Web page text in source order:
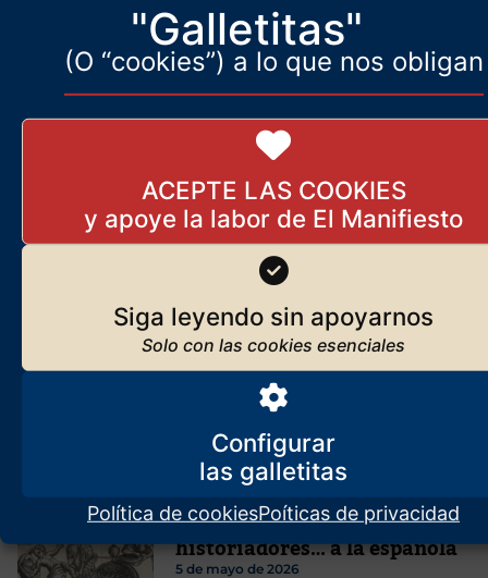
"Galletitas"
(O “cookies”) a lo que nos obligan
ACEPTE LAS COOKIES
Siga leyendo sin apoyarnos
Configurar
Política de cookiesPoíticas de privacidad
Más artículos de José Javier
Esparza
Hágase luz sobre el
intrínguilis del conflicto
israelo-palestino
24 de enero de 2026
La querella de los
historiadores… a la española
5 de mayo de 2026